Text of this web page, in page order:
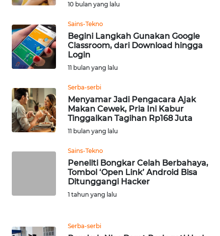
10 bulan yang lalu
Sains-Tekno
Begini Langkah Gunakan Google
Classroom, dari Download hingga
Login
11 bulan yang lalu
Serba-serbi
Menyamar Jadi Pengacara Ajak
Makan Cewek, Pria Ini Kabur
Tinggalkan Tagihan Rp168 Juta
11 bulan yang lalu
Sains-Tekno
Peneliti Bongkar Celah Berbahaya,
Tombol ‘Open Link’ Android Bisa
Ditunggangi Hacker
1 tahun yang lalu
Serba-serbi
News
Regional
WN
WN
JAKARTA
WN